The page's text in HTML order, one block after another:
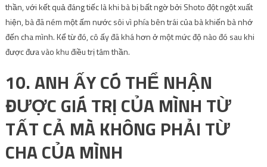
thần, với kết quả đáng tiếc là khi bà bị bất ngờ bởi Shoto đột ngột xuất
hiện, bà đã ném một ấm nước sôi vì phía bên trái của bà khiến bà nhớ
đến cha mình. Kể từ đó, cô ấy đã khá hơn ở một mức độ nào đó sau khi
được đưa vào khu điều trị tâm thần.
10. ANH ẤY CÓ THỂ NHẬN
ĐƯỢC GIÁ TRỊ CỦA MÌNH TỪ
TẤT CẢ MÀ KHÔNG PHẢI TỪ
CHA CỦA MÌNH